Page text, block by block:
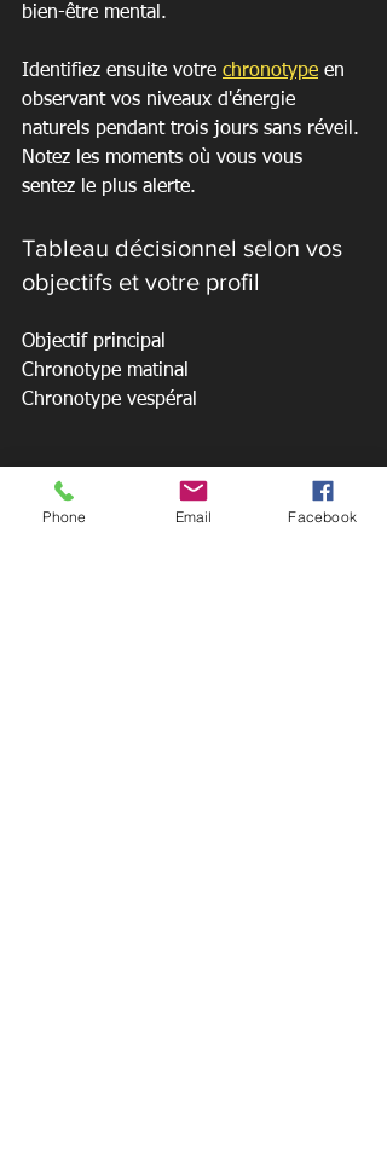
bien-être mental.
Identifiez ensuite votre chronotype en
observant vos niveaux d'énergie
naturels pendant trois jours sans réveil.
Notez les moments où vous vous
sentez le plus alerte.
Tableau décisionnel selon vos
objectifs et votre profil
Objectif principal
Chronotype matinal
Chronotype vespéral
Phone Email Facebook